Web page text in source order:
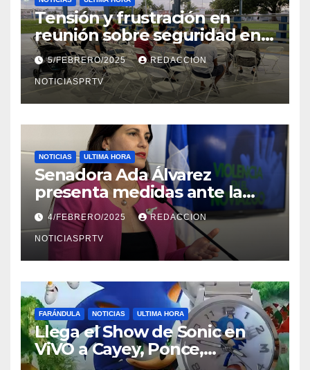
Tensión y frustración en
reunión sobre seguridad en
Reparto Metropolitano
5/FEBRERO/2025 REDACCION
NOTICIASPRTV
NOTICIAS ULTIMA HORA
Senadora Ada Álvarez
presenta medidas ante la
violencia en el noviazgo
4/FEBRERO/2025 REDACCION
NOTICIASPRTV
FARÁNDULA NOTICIAS ULTIMA HORA
Llega el Show de Sonic en
ViVO a Cayey, Ponce,